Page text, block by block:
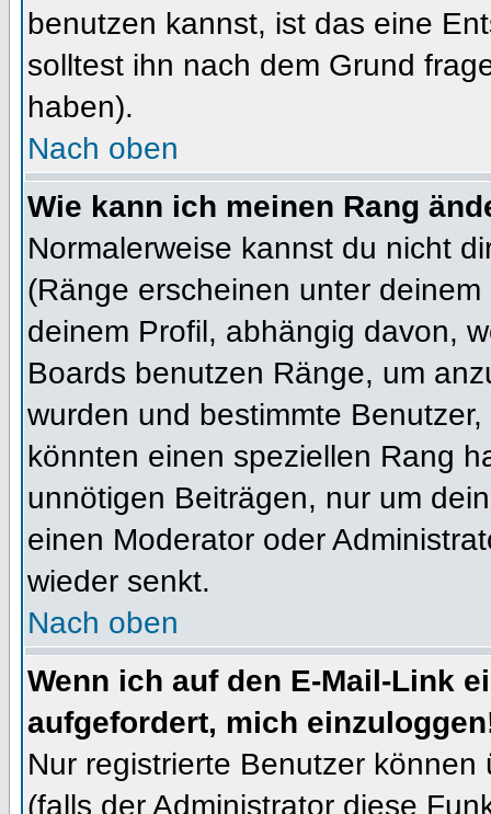
benutzen kannst, ist das eine
solltest ihn nach dem Grund
haben).
Nach oben
Wie kann ich meinen Rang
Normalerweise kannst du nicht
(Ränge erscheinen unter
deinem Profil, abhängig davon,
Boards benutzen Ränge, um
wurden und bestimmte
könnten einen speziellen Rang
unnötigen Beiträgen, nur um
einen Moderator oder
wieder senkt.
Nach oben
Wenn ich auf den E-Mail-Link
aufgefordert, mich
Nur registrierte Benutzer
(falls der Administrator diese